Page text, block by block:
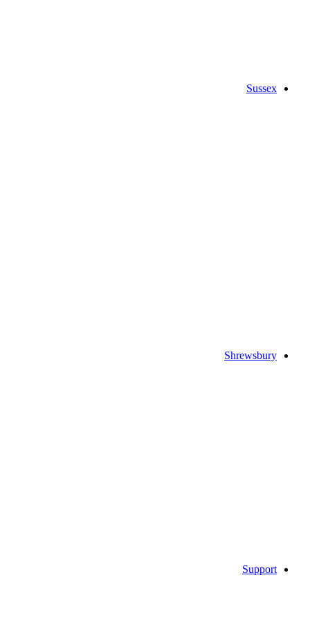
Sussex
Shrewsbury
Support